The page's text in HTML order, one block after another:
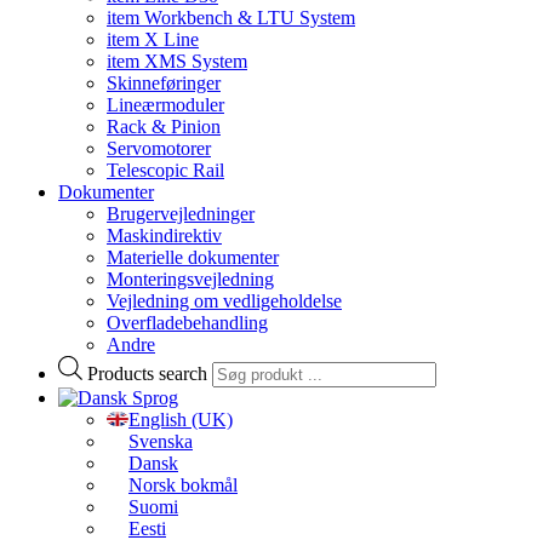
item Workbench & LTU System
item X Line
item XMS System
Skinneføringer
Lineærmoduler
Rack & Pinion
Servomotorer
Telescopic Rail
Dokumenter
Brugervejledninger
Maskindirektiv
Materielle dokumenter
Monteringsvejledning
Vejledning om vedligeholdelse
Overfladebehandling
Andre
Products search
Sprog
English (UK)
Svenska
Dansk
Norsk bokmål
Suomi
Eesti